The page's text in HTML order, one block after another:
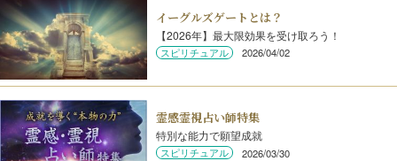
イーグルズゲートとは？
【2026年】最大限効果を受け取ろう！
スピリチュアル 2026/04/02
霊感霊視占い師特集
特別な能力で願望成就
スピリチュアル 2026/03/30